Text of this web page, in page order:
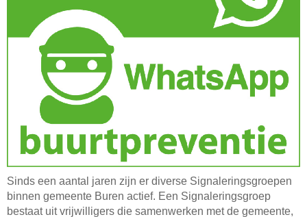
Sinds een aantal jaren zijn er diverse Signaleringsgroepen
binnen gemeente Buren actief. Een Signaleringsgroep
bestaat uit vrijwilligers die samenwerken met de gemeente,